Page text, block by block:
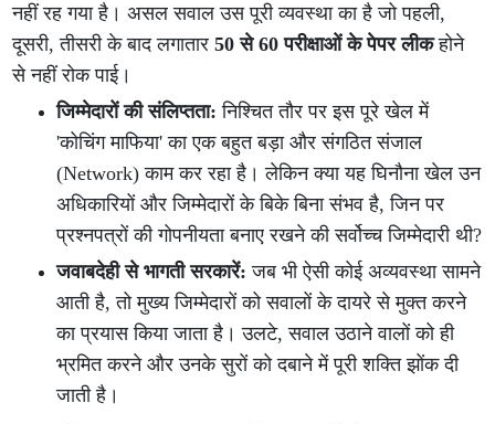
नहीं रह गया है। असल सवाल उस पूरी व्यवस्था का है जो पहली,
दूसरी, तीसरी के बाद लगातार50 से 60 परीक्षाओं के पेपर लीकहोने
से नहीं रोक पाई।
जिम्मेदारों की संलिप्तता: निश्चित तौर पर इस पूरे खेल में
'कोचिंग माफिया' का एक बहुत बड़ा और संगठित संजाल
(Network) काम कर रहा है। लेकिन क्या यह घिनौना खेल उन
अधिकारियों और जिम्मेदारों के बिके बिना संभव है, जिन पर
प्रश्नपत्रों की गोपनीयता बनाए रखने की सर्वोच्च जिम्मेदारी थी?
जवाबदेही से भागती सरकारें: जब भी ऐसी कोई अव्यवस्था सामने
आती है, तो मुख्य जिम्मेदारों को सवालों के दायरे से मुक्त करने
का प्रयास किया जाता है। उलटे, सवाल उठाने वालों को ही
भ्रमित करने और उनके सुरों को दबाने में पूरी शक्ति झोंक दी
जाती है।